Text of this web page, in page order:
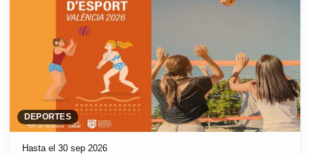
DEPORTES
Hasta el 30 sep 2026